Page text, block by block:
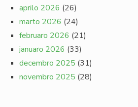
aprilo 2026 (26)
marto 2026 (24)
februaro 2026 (21)
januaro 2026 (33)
decembro 2025 (31)
novembro 2025 (28)